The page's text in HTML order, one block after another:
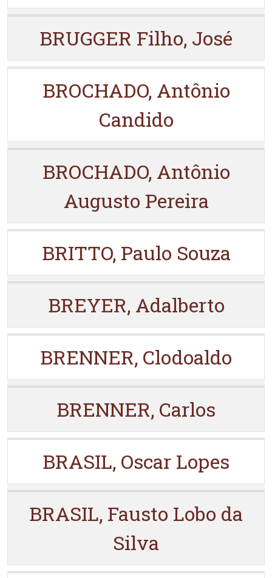
BRUGGER Filho, José
BROCHADO, Antônio
Candido
BROCHADO, Antônio
Augusto Pereira
BRITTO, Paulo Souza
BREYER, Adalberto
BRENNER, Clodoaldo
BRENNER, Carlos
BRASIL, Oscar Lopes
BRASIL, Fausto Lobo da
Silva